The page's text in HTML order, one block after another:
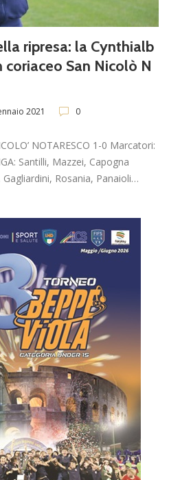
ripresa: la Cynthialb
San Nicolò N
2021 0
NOTARESCO 1-0 Marcatori:
Santilli, Mazzei, Capogna
Gagliardini, Rosania, Panaioli…